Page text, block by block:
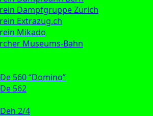
Dampfgruppe Zürich
Extrazug.ch
Mikado
Museums-Bahn
560 “Domino”
562
2/4